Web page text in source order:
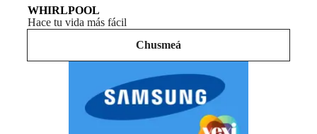
WHIRLPOOL
Hace tu vida más fácil
Chusmeá